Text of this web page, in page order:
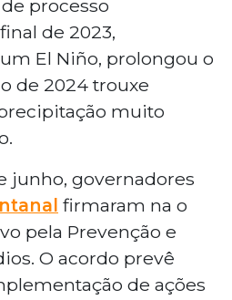
processo
de 2023,
El Niño, prolongou o
de 2024 trouxe
muito
junho, governadores
firmaram na o
pela Prevenção e
O acordo prevê
de ações